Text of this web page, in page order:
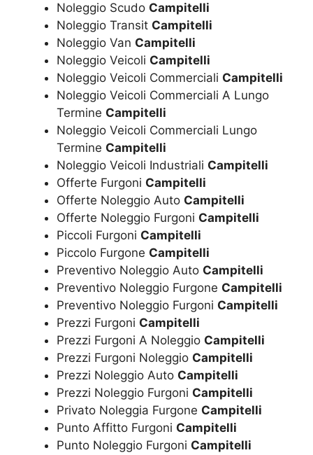
Noleggio Scudo Campitelli
Noleggio Transit Campitelli
Noleggio Van Campitelli
Noleggio Veicoli Campitelli
Noleggio Veicoli Commerciali Campitelli
Noleggio Veicoli Commerciali A Lungo
Termine Campitelli
Noleggio Veicoli Commerciali Lungo
Termine Campitelli
Noleggio Veicoli Industriali Campitelli
Offerte Furgoni Campitelli
Offerte Noleggio Auto Campitelli
Offerte Noleggio Furgoni Campitelli
Piccoli Furgoni Campitelli
Piccolo Furgone Campitelli
Preventivo Noleggio Auto Campitelli
Preventivo Noleggio Furgone Campitelli
Preventivo Noleggio Furgoni Campitelli
Prezzi Furgoni Campitelli
Prezzi Furgoni A Noleggio Campitelli
Prezzi Furgoni Noleggio Campitelli
Prezzi Noleggio Auto Campitelli
Prezzi Noleggio Furgoni Campitelli
Privato Noleggia Furgone Campitelli
Punto Affitto Furgoni Campitelli
Punto Noleggio Furgoni Campitelli